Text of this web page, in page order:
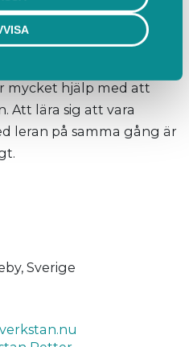
på att dreja. Testa att
mycket hjälp med att
Att lära sig att vara
leran på samma gång är
Sverige